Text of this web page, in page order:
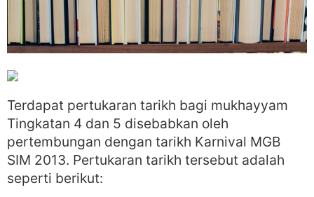
Terdapat pertukaran tarikh bagi mukhayyam
Tingkatan 4 dan 5 disebabkan oleh
pertembungan dengan tarikh Karnival MGB
SIM 2013. Pertukaran tarikh tersebut adalah
seperti berikut: